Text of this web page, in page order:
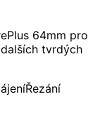
64mm pro
tvrdých
Řezání